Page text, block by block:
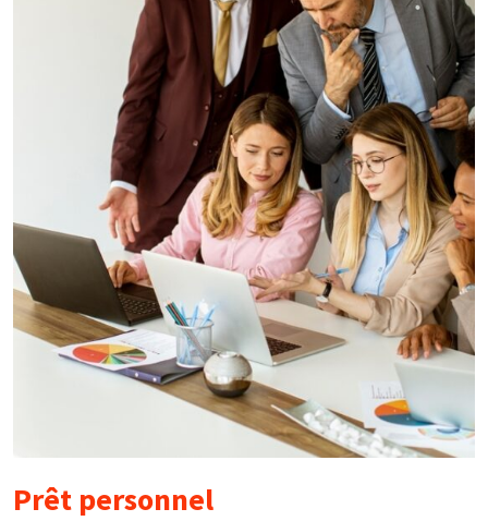
Prêt personnel